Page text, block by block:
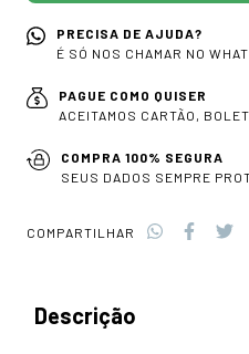
PRECISA DE AJUDA?
É SÓ NOS CHAMAR NO
PAGUE COMO QUISER
ACEITAMOS CARTÃO,
COMPRA 100% SEGURA
SEUS DADOS SEMPRE
COMPARTILHAR
Descrição